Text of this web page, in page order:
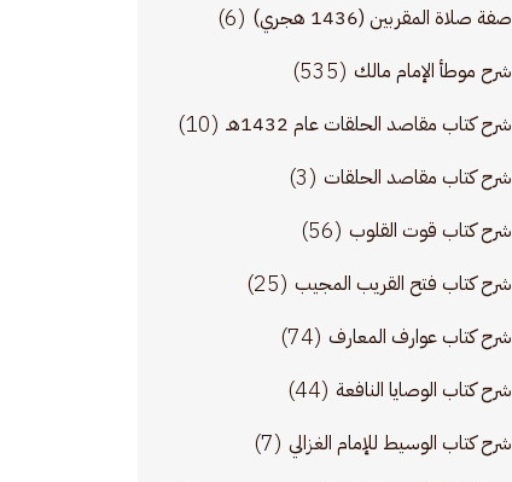
صفة صلاة المقربين (1436 هجري) (6)
شرح موطأ الإمام مالك (535)
شرح كتاب مقاصد الحلقات عام 1432هـ (10)
شرح كتاب مقاصد الحلقات (3)
شرح كتاب قوت القلوب (56)
شرح كتاب فتح القريب المجيب (25)
شرح كتاب عوارف المعارف (74)
شرح كتاب الوصايا النافعة (44)
شرح كتاب الوسيط للإمام الغزالي (7)